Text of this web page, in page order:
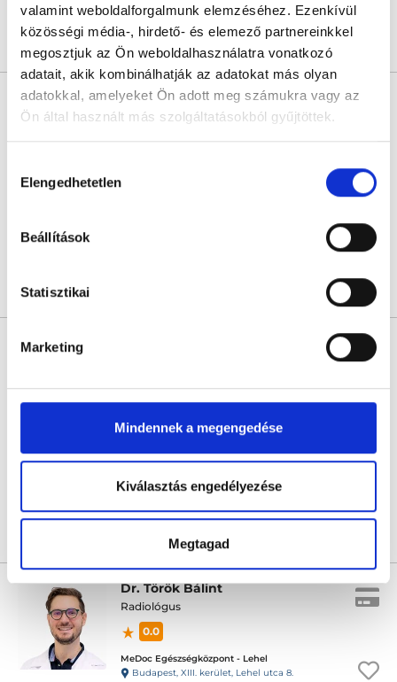
valamint weboldalforgalmunk elemzéséhez. Ezenkívül
közösségi média-, hirdető- és elemező partnereinkkel
megosztjuk az Ön weboldalhasználatra vonatkozó
adatait, akik kombinálhatják az adatokat más olyan
adatokkal, amelyeket Ön adott meg számukra vagy az
Ön által használt más szolgáltatásokból gyűjtöttek.
szabályzat:https://foglaljorvost.hu/info/foglaljorvost-
kiválasztása
Elengedhetetlen
Beállítások
Statisztikai
Marketing
Mindennek a megengedése
Kiválasztás engedélyezése
Megtagad
Árlista Összes időpont
Dr. Lakatos Andrea
Radiológus
5.0
1 értékelés
Árlista Profil
4.9
22 értékelés
Budapest, XIII. kerület, Lehel utca 8.
Összes időpont
Dr. Török Bálint
Radiológus
0.0
MeDoc Egészségközpont - Lehel
Budapest, XIII. kerület, Lehel utca 8.